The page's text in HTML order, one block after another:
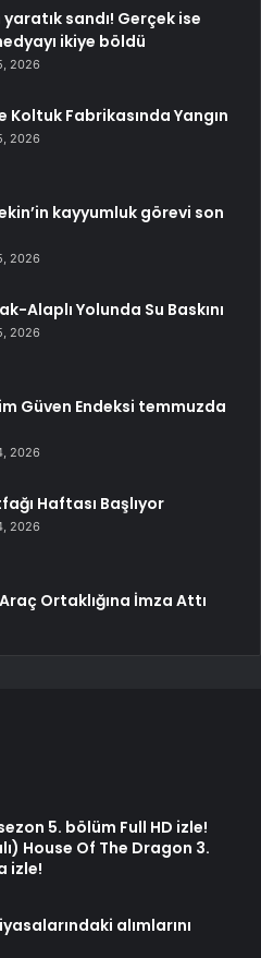
sandı! Gerçek ise
ikiye böldü
2026
Koltuk Fabrikasında Yangın
2026
kayyumluk görevi son
2026
Alaplı Yolunda Su Baskını
2026
Güven Endeksi temmuzda
2026
Haftası Başlıyor
2026
Ortaklığına İmza Attı
5. bölüm Full HD izle!
House Of The Dragon 3.
izle!
alımlarını